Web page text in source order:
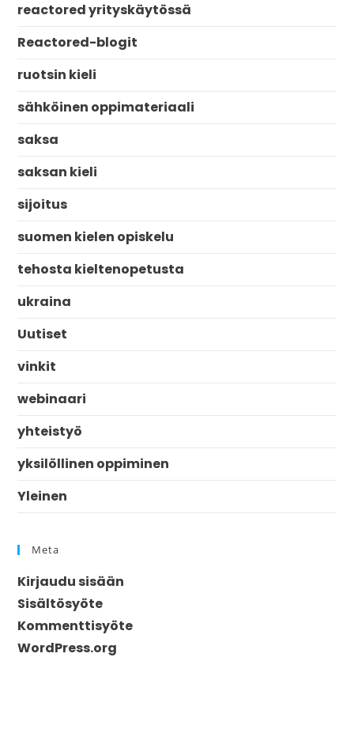
reactored yrityskäytössä
Reactored-blogit
ruotsin kieli
sähköinen oppimateriaali
saksa
saksan kieli
sijoitus
suomen kielen opiskelu
tehosta kieltenopetusta
ukraina
Uutiset
vinkit
webinaari
yhteistyö
yksilöllinen oppiminen
Yleinen
Meta
Kirjaudu sisään
Sisältösyöte
Kommenttisyöte
WordPress.org